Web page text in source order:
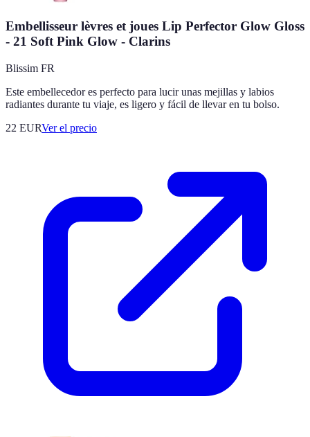
Embellisseur lèvres et joues Lip Perfector Glow Gloss
- 21 Soft Pink Glow - Clarins
Blissim FR
Este embellecedor es perfecto para lucir unas mejillas y labios
radiantes durante tu viaje, es ligero y fácil de llevar en tu bolso.
22 EURVer el precio